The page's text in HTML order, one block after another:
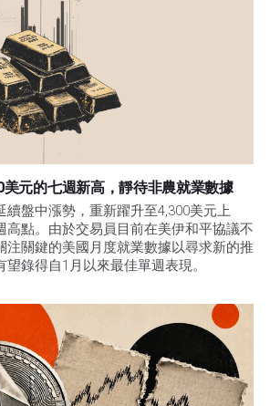
元的七週新高，靜待非農就業數據
續盤中漲勢，重新躍升至4,300美元上
高點。由於交易員目前在美伊和平協議不
注關鍵的美國月度就業數據以尋求新的推
錄得自1月以來最佳單週表現。